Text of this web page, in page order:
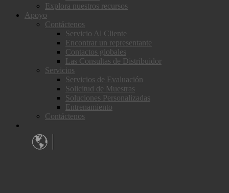
Explora nuestros recursos
Apoyo
Contáctenos
Servicio Al Cliente
Encontrar un representante
Contactos globales
Las Consultas de Distribuidor
Servicios
Servicios de Evaluación
Solicitud de Muestras
Soluciones Personalizadas
Entrenamiento
Contáctenos